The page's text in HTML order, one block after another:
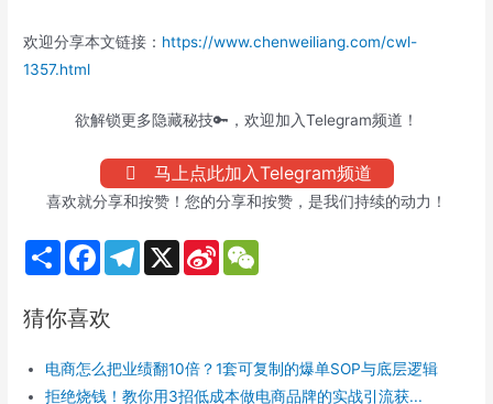
欢迎分享本文链接： https://www.chenweiliang.com/cwl-
1357.html
欲解锁更多隐藏秘技🔑，欢迎加入Telegram频道！
马上点此加入Telegram频道
喜欢就分享和按赞！您的分享和按赞，是我们持续的动力！
S
h
e
F
b
k
T
m
X
S
b
o
猜你喜欢
电商怎么把业绩翻10倍？1套可复制的爆单SOP与底层逻辑
拒绝烧钱！教你用3招低成本做电商品牌的实战引流获...